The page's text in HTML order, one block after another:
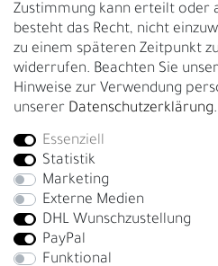
Garantie
GESCHÄFTSKUNDEN & HÄNDLER
B2B Geschäftskunden
Bei Fragen wenden Sie sich direkt an
+4917663727338
Montag - Freitag, 09:00 - 14:00
info@fronhofer.com
Gürtelmanufaktur Fronhofer, 93053
Zustimmung kann erteilt oder
besteht das Recht, nicht
zu einem späteren Zeitpunkt
widerrufen. Beachten Sie unser
Hinweise zur Verwendung
unserer Daten­schutz­erklärung.
Essenziell
Statistik
Marketing
Externe Medien
DHL Wunschzustellung
PayPal
Funktional